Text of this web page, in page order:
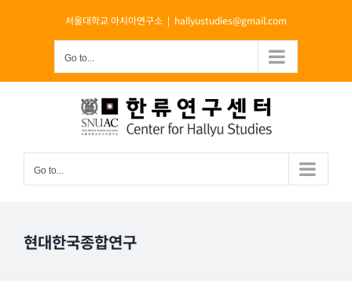
서울대학교 아시아연구소 | hallyustudies@gmail.com
Go to...
Go to...
현대한국종합연구